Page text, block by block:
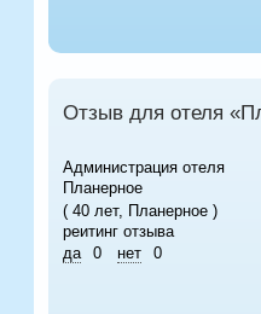
Отзыв для отеля
Администрация отеля
Планерное
( 40 лет, Планерное )
реитинг отзыва
да
0 нет 0